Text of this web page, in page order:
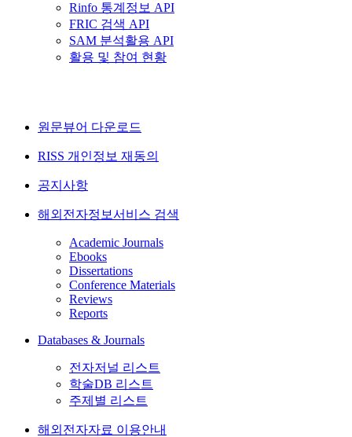
Rinfo 통계정보 API
FRIC 검색 API
SAM 분석활용 API
활용 및 참여 현황
원문뷰어 다운로드
RISS 개인정보 재동의
공지사항
해외전자정보서비스 검색
Academic Journals
Ebooks
Dissertations
Conference Materials
Reviews
Reports
Databases & Journals
전자저널 리스트
학술DB 리스트
주제별 리스트
해외전자자료 이용안내